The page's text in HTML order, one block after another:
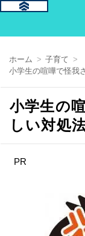
ホーム
子育て
小学生の喧嘩で怪我
小学生の
しい対処
PR